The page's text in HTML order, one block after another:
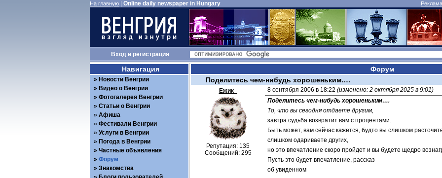
На главную Online daily newspaper in Hungary
Входи регистрация
Форум
Поделитесь чем-нибудь хорошеньким….
Ежик_
Репутация: 135
Сообщений: 295
8 сентября 2006 в 18:22 (изменено: 2 октября 2025 в 9:01)
Поделитесь чем-нибудь хорошеньким….
То, что вы сегодня отдаете другим,
завтра судьба возвратит вам с процентами.
Быть может, вам сейчас кажется, будто вы слишком
слишком одариваете других,
но это впечатление скоро пройдет и вы будете щедро
Пусть это будет впечатление, рассказ
об увиденном
Навигация
Новости Венгрии
Видео о Венгрии
Фотогалерея Венгрии
Статьи о Венгрии
Афиша
Фестивали Венгрии
Услуги в Венгрии
Погода в Венгрии
Частные объявления
Форум
Знакомства